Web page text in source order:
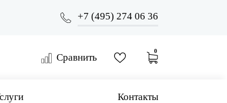
+7 (495) 274 06 36
Сравнить
0
Контакты